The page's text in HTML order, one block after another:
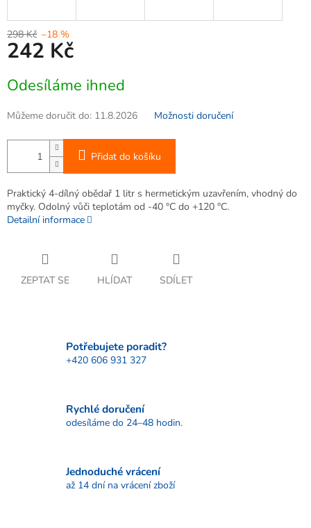
298 Kč –18 %
242 Kč
cena:
Odesíláme ihned
Můžeme doručit do: 11.8.2026 Možnosti doručení
Přidat do košíku
Praktický 4-dílný obědař 1 litr s hermetickým uzavřením, vhodný do
myčky. Odolný vůči teplotám od -40 °C do +120 °C.
Detailní informace
ZEPTAT SE HLÍDAT SDÍLET
Potřebujete poradit?
+420 606 931 327
Rychlé doručení
odesíláme do 24–48 hodin.
Jednoduché vrácení
až 14 dní na vrácení zboží